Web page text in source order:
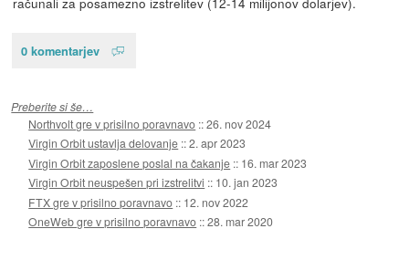
0 komentarjev
Preberite si še…
Northvolt gre v prisilno poravnavo ::26. nov 2024
Virgin Orbit ustavlja delovanje ::2. apr 2023
Virgin Orbit zaposlene poslal na čakanje :: 16. mar 2023
Virgin Orbit neuspešen pri izstrelitvi :: 10. jan 2023
FTX gre v prisilno poravnavo :: 12. nov 2022
OneWeb gre v prisilno poravnavo ::28. mar 2020